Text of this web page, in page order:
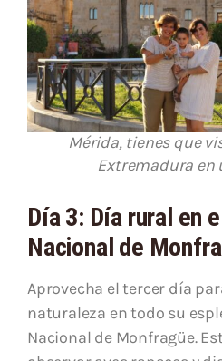
Mérida, tienes que
Extremadura en
Día 3: Día rural en
Nacional de
Aprovecha el tercer día
naturaleza en todo su
Nacional de Monfragüe.